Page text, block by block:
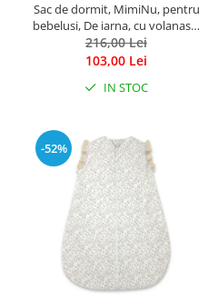
Sac de dormit, MimiNu, pentru
bebelusi, De iarna, cu volanase,
din bumbac, cu fermoar lateral,
cu capse pe umar, 70 cm, 0 - 6
Beige
216,00 Lei
103,00 Lei
IN STOC
-52%